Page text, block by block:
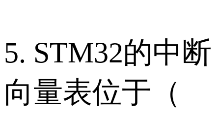
5. STM32的中断
向量表位于（